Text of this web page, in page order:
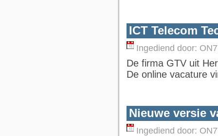
ICT Telecom
Ingediend door:
De firma GTV uit
De online vacature
Nieuwe versie
Ingediend door: